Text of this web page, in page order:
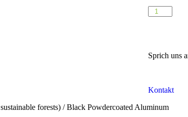
Sprich uns
Kontakt
forests) / Black Powdercoated Aluminum